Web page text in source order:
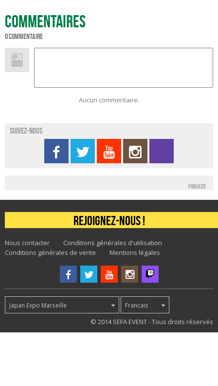
Commentaires
0 commentaire
Aucun commentaire.
Suivez-nous
Publicité
Rejoignez-nous !
Nous contacter
Conditions générales d'utilisation
Conditions générales de vente
Mentions légales
Japan Expo Marseille Francais
© 2014 SEFA EVENT - Tous droits réservés